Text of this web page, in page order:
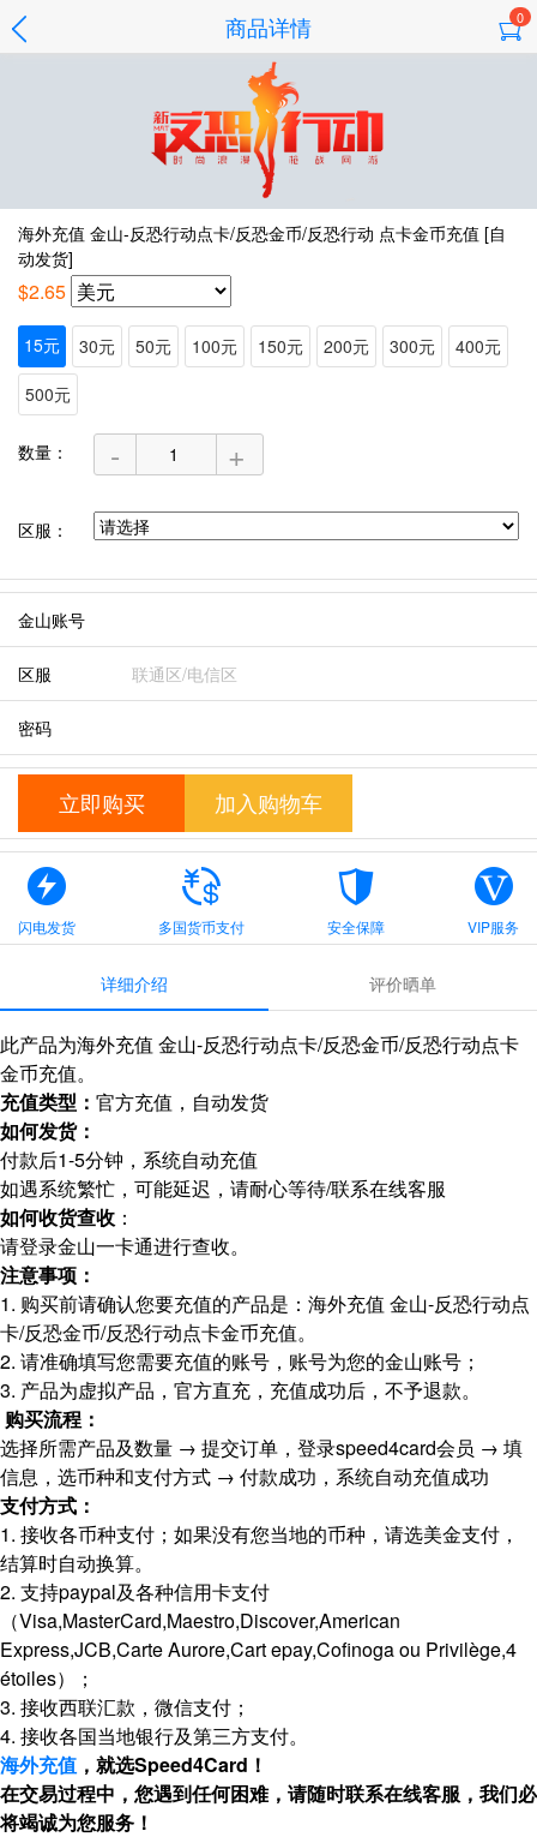
商品详情 0
海外充值 金山-反恐行动点卡/反恐金币/反恐行动 点卡金币充值 [自
动发货]
$2.65
15元 30元 50元 100元 150元 200元 300元
400元
500元
数量： - +
区服：
金山账号
区服
密码
立即购买 加入购物车
闪电发货 多国货币支付 安全保障 VIP服务
详细介绍 评价晒单
此产品为海外充值 金山-反恐行动点卡/反恐金币/反恐行动点卡
金币充值。
充值类型： 官方充值，自动发货
如何发货：
付款后1-5分钟，系统自动充值
如遇系统繁忙，可能延迟，请耐心等待/联系在线客服
如何收货查收 ：
请登录金山一卡通进行查收。
注意事项：
1. 购买前请确认您要充值的产品是：海外充值 金山-反恐行动点
卡/反恐金币/反恐行动点卡金币充值。
2. 请准确填写您需要充值的账号，账号为您的金山账号；
3. 产品为虚拟产品，官方直充，充值成功后，不予退款。
购买流程：
选择所需产品及数量 → 提交订单，登录speed4card会员 → 填
信息，选币种和支付方式 → 付款成功，系统自动充值成功
支付方式：
1. 接收各币种支付；如果没有您当地的币种，请选美金支付，
结算时自动换算。
2. 支持paypal及各种信用卡支付
（Visa,MasterCard,Maestro,Discover,American
Express,JCB,Carte Aurore,Cart epay,Cofinoga ou Privilège,4
étoiles）；
3. 接收西联汇款，微信支付；
4. 接收各国当地银行及第三方支付。
海外充值 ，就选Speed4Card！
在交易过程中，您遇到任何困难，请随时联系在线客服，我们必
将竭诚为您服务！